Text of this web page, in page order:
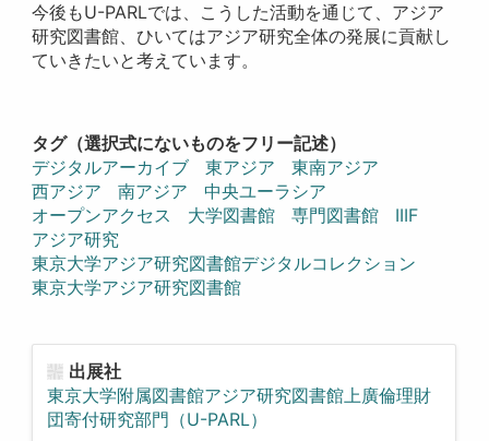
今後もU-PARLでは、こうした活動を通じて、アジア
研究図書館、ひいてはアジア研究全体の発展に貢献し
ていきたいと考えています。
タグ（選択式にないものをフリー記述）
デジタルアーカイブ
東アジア
東南アジア
西アジア
南アジア
中央ユーラシア
オープンアクセス
大学図書館 専門図書館
IIIF
アジア研究
東京大学アジア研究図書館デジタルコレクション
東京大学アジア研究図書館
出展社
東京大学附属図書館アジア研究図書館上廣倫理財
団寄付研究部門（U-PARL）